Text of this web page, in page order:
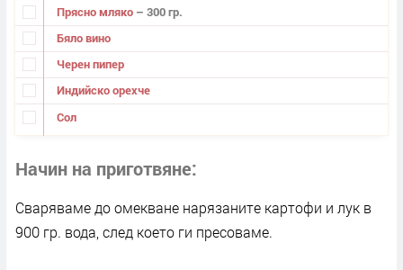
Прясно мляко – 300 гр.
Бяло вино
Черен пипер
Индийско орехче
Сол
Начин на приготвяне
Сваряваме до омекване нарязаните картофи и лук в
900 гр. вода, след което ги пресоваме.